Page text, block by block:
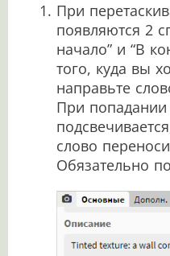
При
появляются 2
начало” и “В
того, куда вы
направьте
При попадании
слово
Обязательно